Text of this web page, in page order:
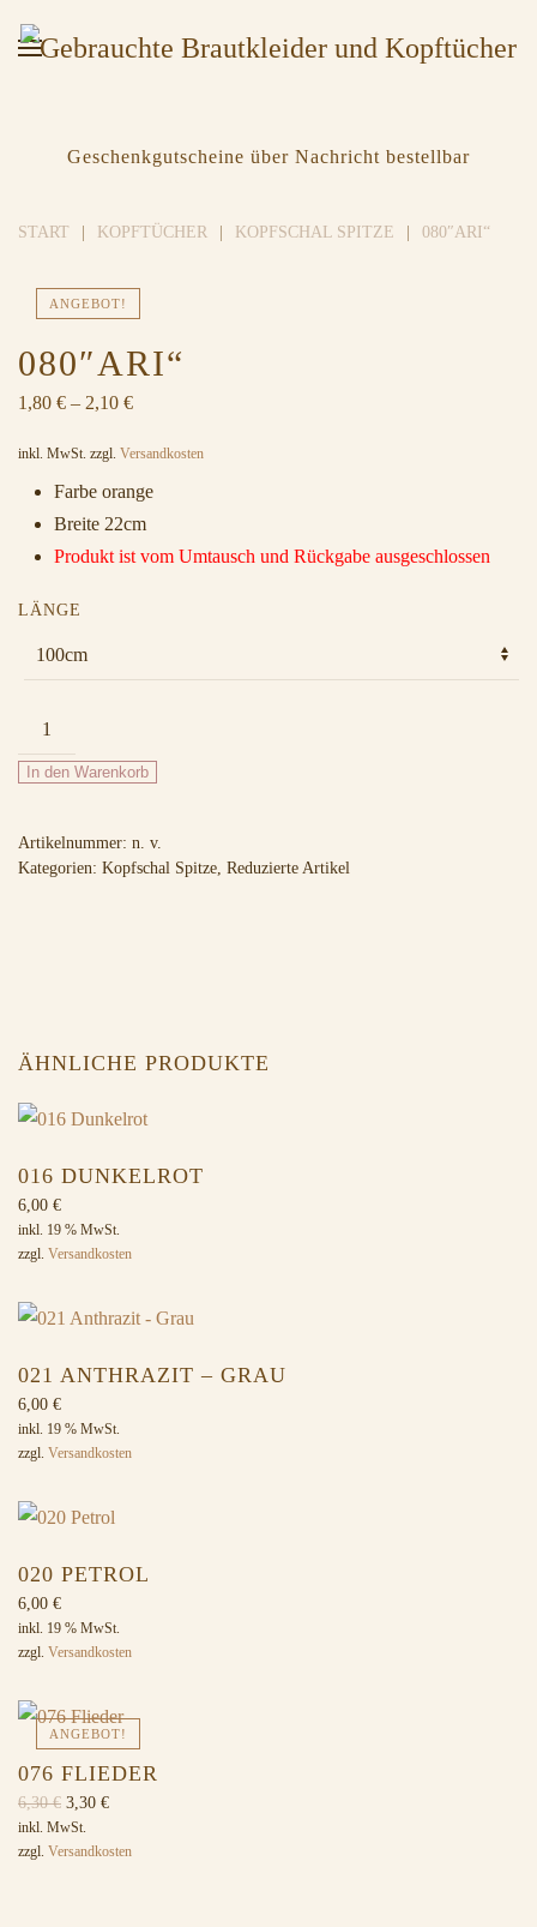
Geschenkgutscheine über Nachricht bestellbar
START KOPFTÜCHER KOPFSCHAL SPITZE 080″ARI“
ANGEBOT!
080″ARI“
1,80 € – 2,10 €
inkl. MwSt. zzgl. Versandkosten
Farbe orange
Breite 22cm
Produkt ist vom Umtausch und Rückgabe ausgeschlossen
LÄNGE
080"Ari"
Menge
In den Warenkorb
Artikelnummer: n. v.
Kategorien: Kopfschal Spitze, Reduzierte Artikel
ÄHNLICHE PRODUKTE
016 DUNKELROT
6,00 €
inkl. 19 % MwSt.
zzgl. Versandkosten
021 ANTHRAZIT – GRAU
6,00 €
inkl. 19 % MwSt.
zzgl. Versandkosten
020 PETROL
6,00 €
inkl. 19 % MwSt.
zzgl. Versandkosten
ANGEBOT!
076 FLIEDER
6,30€ Ursprünglicher
Preis
war:
3,30 €Aktueller
ist:
inkl. MwSt.
zzgl. Versandkosten